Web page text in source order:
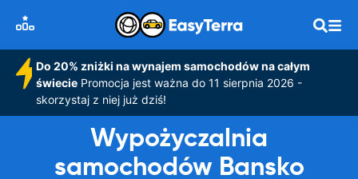
Do 20% zniżki na wynajem samochodów na całym
świeciePromocja jest ważna do 11 sierpnia 2026 -
skorzystaj z niej już dziś!
Wypożyczalnia
samochodów Bansko